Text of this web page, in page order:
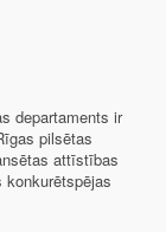
departaments ir
pilsētas
attīstības
konkurētspējas